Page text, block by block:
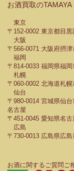
お酒買取のTAMAYA
東京
〒152-0002 東京都目
大阪
〒566-0071 大阪府摂
福岡
〒814-0033 福岡県福
札幌
〒060-0002 北海道札
仙台
〒980-0014 宮城県仙
名古屋
〒451-0045 愛知県名
広島
〒730-0013 広島県広
お酒に関するご質問ご